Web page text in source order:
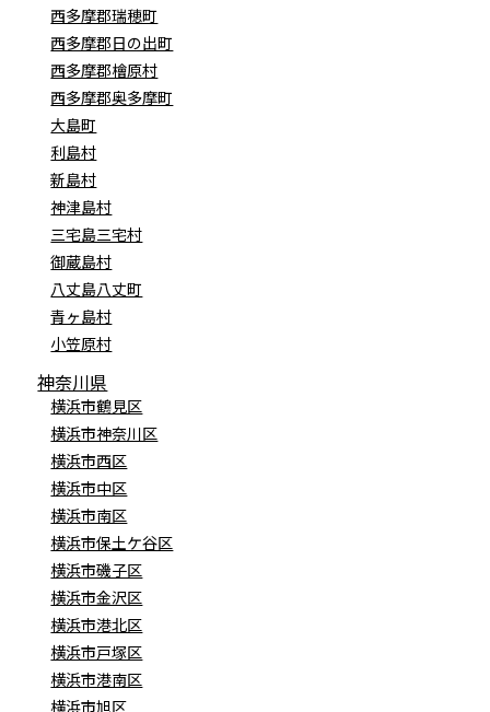
西多摩郡瑞穂町
西多摩郡日の出町
西多摩郡檜原村
西多摩郡奥多摩町
大島町
利島村
新島村
神津島村
三宅島三宅村
御蔵島村
八丈島八丈町
青ヶ島村
小笠原村
神奈川県
横浜市鶴見区
横浜市神奈川区
横浜市西区
横浜市中区
横浜市南区
横浜市保土ケ谷区
横浜市磯子区
横浜市金沢区
横浜市港北区
横浜市戸塚区
横浜市港南区
横浜市旭区